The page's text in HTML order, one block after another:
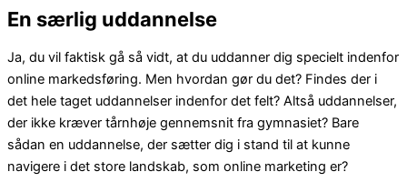
En særlig uddannelse
Ja, du vil faktisk gå så vidt, at du uddanner dig specielt indenfor
online markedsføring. Men hvordan gør du det? Findes der i
det hele taget uddannelser indenfor det felt? Altså uddannelser,
der ikke kræver tårnhøje gennemsnit fra gymnasiet? Bare
sådan en uddannelse, der sætter dig i stand til at kunne
navigere i det store landskab, som online marketing er?